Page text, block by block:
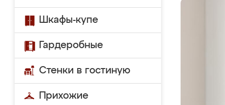
Шкафы-купе
Гардеробные
Стенки в гостиную
Прихожие